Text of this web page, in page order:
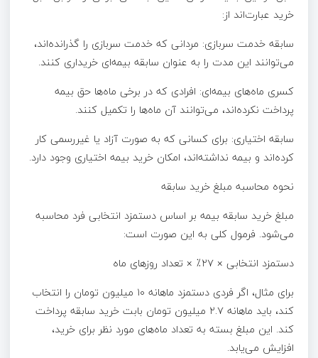
خرید عبارت‌اند از:
سابقه خدمت سربازی: مردانی که خدمت سربازی را گذرانده‌اند،
می‌توانند این مدت را به عنوان سابقه بیمه‌ای خریداری کنند.
کسری ماه‌های بیمه‌ای: افرادی که در برخی ماه‌ها حق بیمه
پرداخت نکرده‌اند، می‌توانند آن ماه‌ها را تکمیل کنند.
سابقه اختیاری: برای کسانی که به صورت آزاد یا غیررسمی کار
کرده‌اند و بیمه نداشته‌اند، امکان خرید بیمه اختیاری وجود دارد.
نحوه محاسبه مبلغ خرید سابقه
مبلغ خرید سابقه بیمه بر اساس دستمزد انتخابی فرد محاسبه
می‌شود. فرمول کلی به این صورت است:
دستمزد انتخابی × ۲۷٪ × تعداد روزهای ماه
برای مثال، اگر فردی دستمزد ماهانه ۱۰ میلیون تومان را انتخاب
کند، باید ماهانه ۲.۷ میلیون تومان بابت خرید سابقه پرداخت
کند. این مبلغ بسته به تعداد ماه‌های مورد نظر برای خرید،
افزایش می‌یابد.